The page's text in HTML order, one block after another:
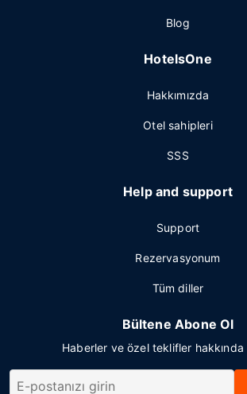
Blog
HotelsOne
Hakkımızda
Otel sahipleri
SSS
Help and support
Support
Rezervasyonum
Tüm diller
Bültene Abone Ol
Haberler ve özel teklifler hakkında